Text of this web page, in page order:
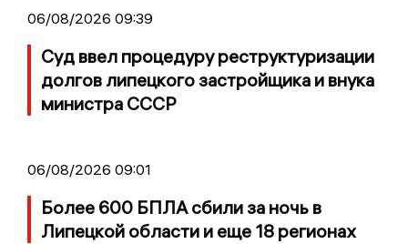
06/08/2026 09:39
Суд ввел процедуру реструктуризации
долгов липецкого застройщика и внука
министра СССР
06/08/2026 09:01
Более 600 БПЛА сбили за ночь в
Липецкой области и еще 18 регионах